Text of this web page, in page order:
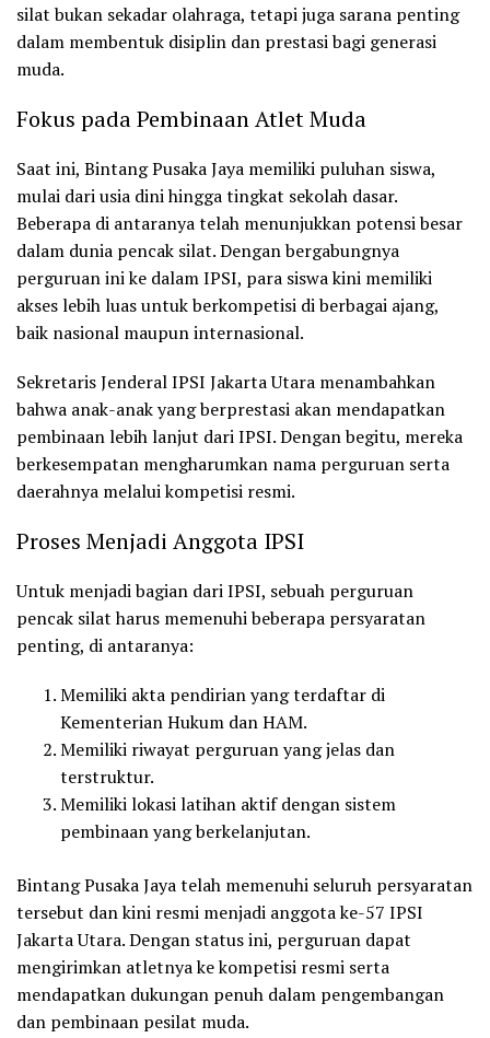
silat bukan sekadar olahraga, tetapi juga sarana penting
dalam membentuk disiplin dan prestasi bagi generasi
muda.
Fokus pada Pembinaan Atlet Muda
Saat ini, Bintang Pusaka Jaya memiliki puluhan siswa,
mulai dari usia dini hingga tingkat sekolah dasar.
Beberapa di antaranya telah menunjukkan potensi besar
dalam dunia pencak silat. Dengan bergabungnya
perguruan ini ke dalam IPSI, para siswa kini memiliki
akses lebih luas untuk berkompetisi di berbagai ajang,
baik nasional maupun internasional.
Sekretaris JenderalIPSI Jakarta Utara menambahkan
bahwa anak-anak yang berprestasi akan mendapatkan
pembinaan lebih lanjut dari IPSI. Dengan begitu, mereka
berkesempatan mengharumkan nama perguruan serta
daerahnya melalui kompetisi resmi.
Proses Menjadi Anggota IPSI
Untuk menjadi bagian dariIPSI, sebuah perguruan
pencak silat harus memenuhi beberapa persyaratan
penting, di antaranya:
Memiliki akta pendirianyang terdaftar di
Kementerian Hukum dan HAM.
Memiliki riwayat perguruanyang jelas dan
terstruktur.
Memiliki lokasi latihan aktifdengan sistem
pembinaan yang berkelanjutan.
Bintang Pusaka Jaya telah memenuhi seluruh persyaratan
tersebut dan kini resmi menjadi anggotake-57 IPSI
Jakarta Utara. Dengan status ini, perguruan dapat
mengirimkan atletnya ke kompetisi resmi serta
mendapatkan dukungan penuh dalam pengembangan
dan pembinaan pesilat muda.